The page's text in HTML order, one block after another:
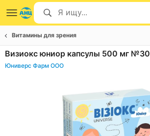
Витамины для зрения
Визиокс юниор капсулы 500 мг №30
Юниверс Фарм ООО